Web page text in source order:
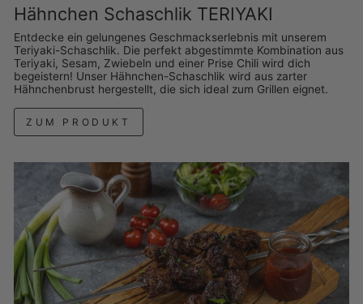
Hähnchen Schaschlik TERIYAKI
Entdecke ein gelungenes Geschmackserlebnis mit unserem
Teriyaki-Schaschlik. Die perfekt abgestimmte Kombination aus
Teriyaki, Sesam, Zwiebeln und einer Prise Chili wird dich
begeistern! Unser Hähnchen-Schaschlik wird aus zarter
Hähnchenbrust hergestellt, die sich ideal zum Grillen eignet.
ZUM PRODUKT